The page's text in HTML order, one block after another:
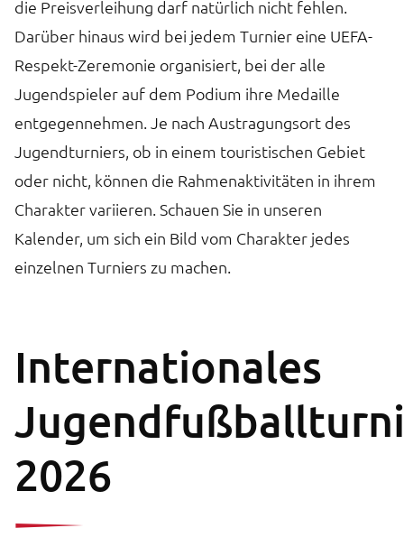
die Preisverleihung darf natürlich nicht fehlen.
Darüber hinaus wird bei jedem Turnier eine UEFA-
Respekt-Zeremonie organisiert, bei der alle
Jugendspieler auf dem Podium ihre Medaille
entgegennehmen. Je nach Austragungsort des
Jugendturniers, ob in einem touristischen Gebiet
oder nicht, können die Rahmenaktivitäten in ihrem
Charakter variieren. Schauen Sie in unseren
Kalender, um sich ein Bild vom Charakter jedes
einzelnen Turniers zu machen.
Internationales
2026